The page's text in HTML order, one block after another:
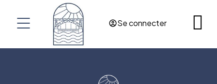
Se connecter
RES@OPORTOMAISON.COM
OPORTO